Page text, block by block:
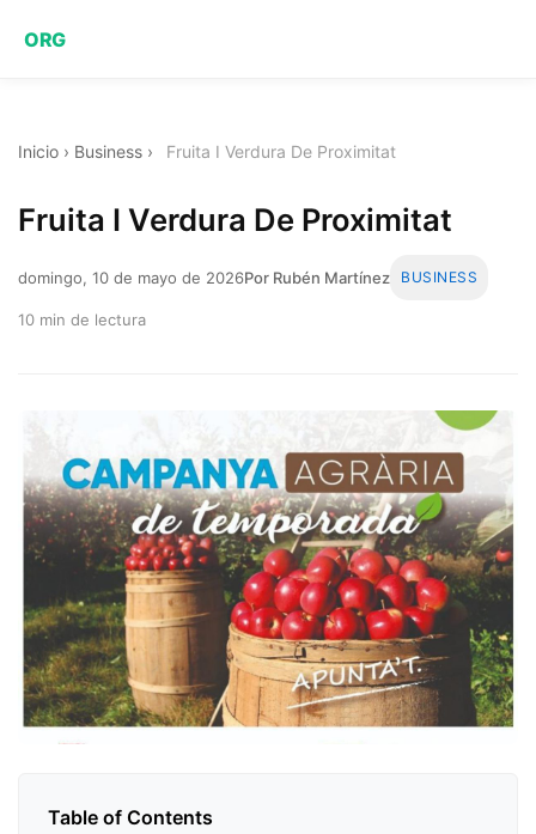
ORG
Inicio › Business › Fruita I Verdura De Proximitat
Fruita I Verdura De Proximitat
domingo, 10 de mayo de 2026Por Rubén Martínez BUSINESS
10 min de lectura
Table of Contents